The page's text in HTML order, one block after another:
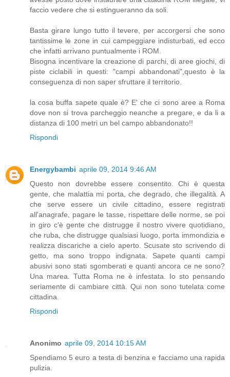
faccio vedere che si estingueranno da soli.
Basta girare lungo tutto il tevere, per accorgersi che sono
tantissime le zone in cui campeggiare indisturbati, ed ecco
che infatti arrivano puntualmente i ROM.
Bisogna incentivare la creazione di parchi, di aree giochi, di
piste ciclabili in questi: "campi abbandonati",questo è la
conseguenza di non saper sfruttare il territorio.
la cosa buffa sapete quale è? E' che ci sono aree a Roma
dove non si trova parcheggio neanche a pregare, e da li a
distanza di 100 metri un bel campo abbandonato!!
Rispondi
Energybambi aprile 09, 2014 9:46 AM
Questo non dovrebbe essere consentito. Chi è questa
gente, che malattia mi porta, che degrado, che illegalità. A
che serve essere un civile cittadino, essere registrati
all'anagrafe, pagare le tasse, rispettare delle norme, se poi
in giro c'è gente che distrugge il nostro vivere quotidiano,
che ruba, che distrugge qualsiasi luogo, porta immondizia e
realizza discariche a cielo aperto. Scusate sto scrivendo di
getto, ma sono troppo indignata. Sapete quanti campi
abusivi sono stati sgomberati e quanti ancora ce ne sono?
Una marea. Tutta Roma ne è infestata. Io sto pensando
seriamente di cambiare città. Qui non sono tutelata come
cittadina.
Rispondi
Anonimo aprile 09, 2014 10:15 AM
Spendiamo 5 euro a testa di benzina e facciamo una rapida
pulizia.